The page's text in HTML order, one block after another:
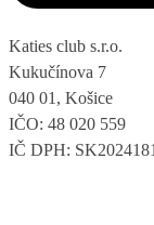
Katies club s.r.o.
Kukučínova 7
040 01, Košice
IČO: 48 020 559
IČ DPH: